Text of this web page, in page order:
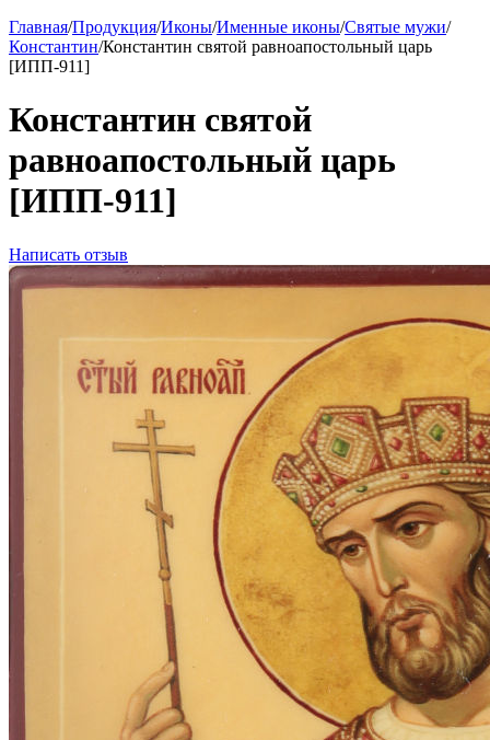
Главная/Продукция/Иконы/Именные иконы/Святые мужи/
Константин/Константин святой равноапостольный царь
[ИПП-911]
Константин святой
равноапостольный царь
[ИПП-911]
Написать отзыв